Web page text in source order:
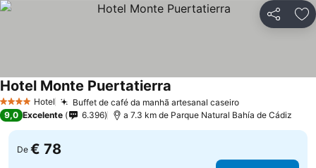
Partilhar
4 EstrelasHotel Buffet de café da manhã artesanal caseiro
Hotel Monte Puertatierra
9,0 Excelente 6.396 a 7.3 km de Parque Natural Bahía de Cádiz
De € 78